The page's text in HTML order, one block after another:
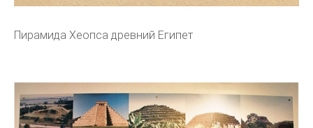
Пирамида Хеопса древний Египет